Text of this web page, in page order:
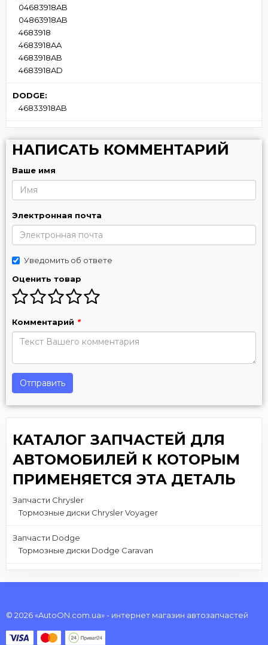
04683918AB
04863918AB
4683918
4683918AA
4683918AB
4683918AD
DODGE:
46833918AB
НАПИСАТЬ КОММЕНТАРИЙ
Ваше имя
Электронная почта
Уведомить об ответе
Оценить товар
Комментарий *
Отправить
КАТАЛОГ ЗАПЧАСТЕЙ ДЛЯ
АВТОМОБИЛЕЙ К КОТОРЫМ
ПРИМЕНЯЕТСЯ ЭТА ДЕТАЛЬ
Запчасти Chrysler
Тормозные диски Chrysler Voyager
Запчасти Dodge
Тормозные диски Dodge Caravan
© 2026 «AutoON.com.ua» - интернет магазин автозапчастей